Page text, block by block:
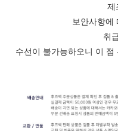
제
보안사항에
취
수선이 불가능하오니 이 점